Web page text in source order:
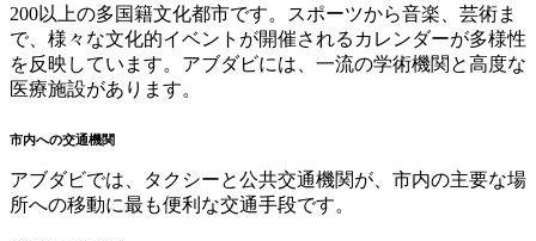
200以上の多国籍文化都市です。スポーツから音楽、芸術ま
で、様々な文化的イベントが開催されるカレンダーが多様性
を反映しています。アブダビには、一流の学術機関と高度な
医療施設があります。
市内への交通機関
アブダビでは、タクシーと公共交通機関が、市内の主要な場
所への移動に最も便利な交通手段です。